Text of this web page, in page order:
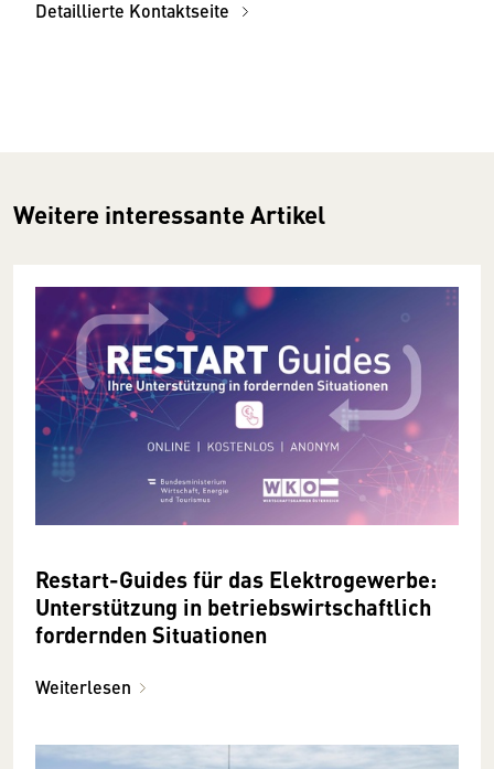
Detaillierte Kontaktseite
Weitere interessante Artikel
Restart-Guides für das Elektrogewerbe:
Unterstützung in betriebswirtschaftlich
fordernden Situationen
Weiterlesen